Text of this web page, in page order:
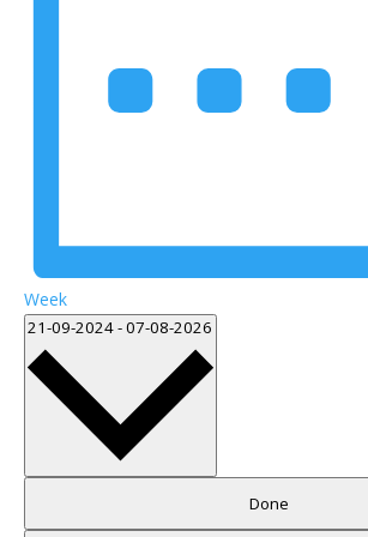
Week
21-09-2024-07-08-2026
Filters Done